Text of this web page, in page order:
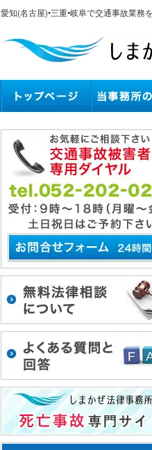
愛知(名古屋)•三重•岐阜で交通事故業